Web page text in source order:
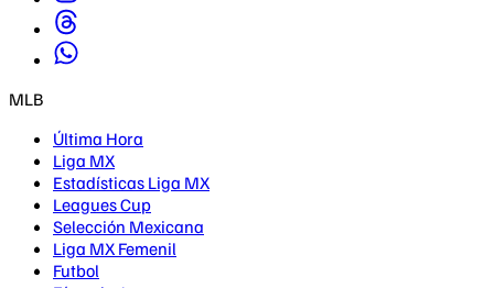
MLB
Última Hora
Liga MX
Estadísticas Liga MX
Leagues Cup
Selección Mexicana
Liga MX Femenil
Futbol